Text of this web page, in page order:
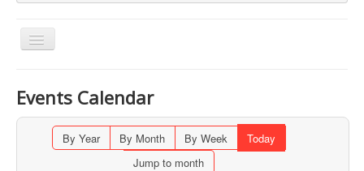
Gezinme
geçişini
Events Calendar
By Year By Month By Week
Today
Jump to month